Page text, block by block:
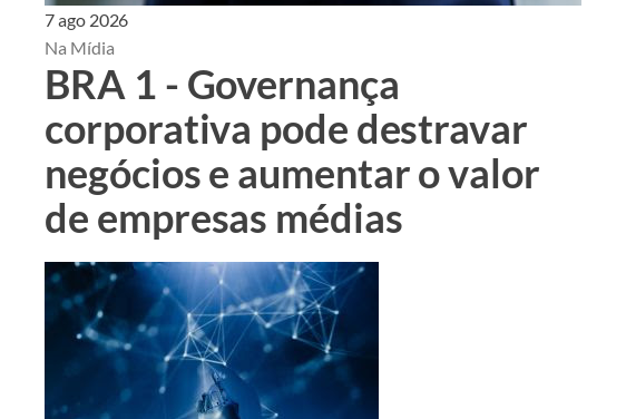
7 ago 2026
Na Mídia
BRA 1 - Governança
corporativa pode destravar
negócios e aumentar o valor
de empresas médias